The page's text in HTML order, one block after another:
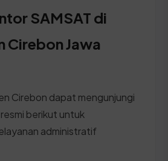
SAMSAT di
Cirebon Jawa
Cirebon dapat mengunjungi
berikut untuk
administratif